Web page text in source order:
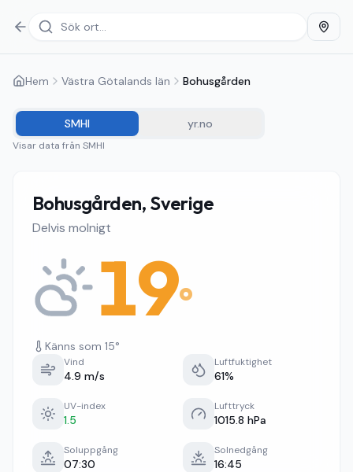
Hem Västra Götalands län Bohusgården
SMHI yr.no
Visar data från SMHI
Bohusgården, Sverige
Delvis molnigt
19°
Känns som 15°
Vind
4.9 m/s
Luftfuktighet
61%
UV-index
1.5
Lufttryck
1015.8 hPa
Soluppgång
07:30
Solnedgång
16:45